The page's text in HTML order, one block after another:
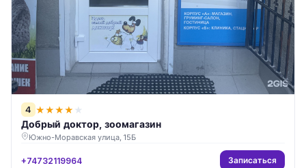
4 ★★★★ ★
Добрый доктор, зоомагазин
Южно-Моравская улица, 15Б
+74732119964 Записаться